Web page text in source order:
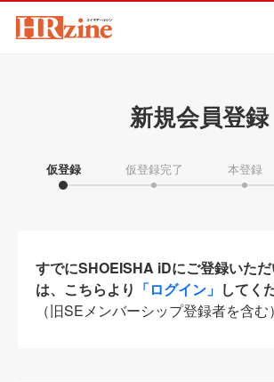
新規会員登録
仮登録 仮登録完了 本登録
すでにSHOEISHA iDにご登録いた
は、こちらより 「ログイン」 してく
（旧SEメンバーシップ登録者を含む）